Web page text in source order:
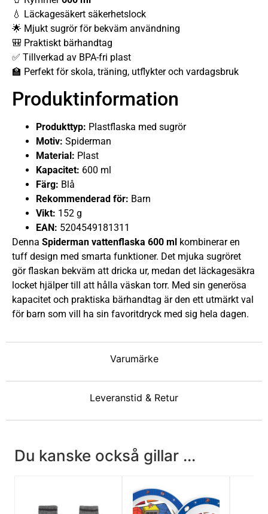
Varumärke
Leveranstid & Retur
💧 Läckagesäkert säkerhetslock
🌟 Mjukt sugrör för bekväm användning
🎒 Praktiskt bärhandtag
✅ Tillverkad av BPA-fri plast
🏫 Perfekt för skola, träning, utflykter och vardagsbruk
Produktinformation
Produkttyp: Plastflaska med sugrör
Motiv: Spiderman
Material: Plast
Kapacitet: 600 ml
Färg: Blå
Rekommenderad för: Barn
Vikt: 152 g
EAN: 5204549181311
Denna Spiderman vattenflaska 600 ml kombinerar en
tuff design med smarta funktioner. Det mjuka sugröret
gör flaskan bekväm att dricka ur, medan det läckagesäkra
locket hjälper till att hålla väskan torr. Med sin generösa
kapacitet och praktiska bärhandtag är den ett utmärkt val
för barn som vill ha sin favoritdryck med sig hela dagen.
Du kanske också gillar ...